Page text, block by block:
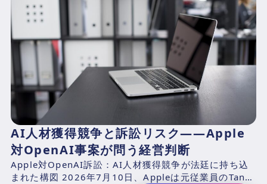
AI人材獲得競争と訴訟リスク――Apple
対OpenAI事案が問う経営判断
Apple対OpenAI訴訟：AI人材獲得競争が法廷に持ち込
まれた構図 2026年7月10日、Appleは元従業員のTang